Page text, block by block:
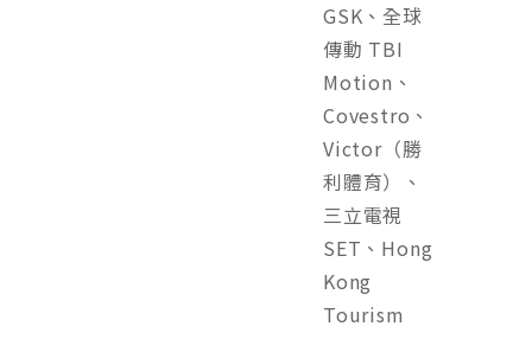
GSK、全球
傳動 TBI
Motion、
Covestro、
Victor（勝
利體育）、
三立電視
SET、Hong
Kong
Tourism